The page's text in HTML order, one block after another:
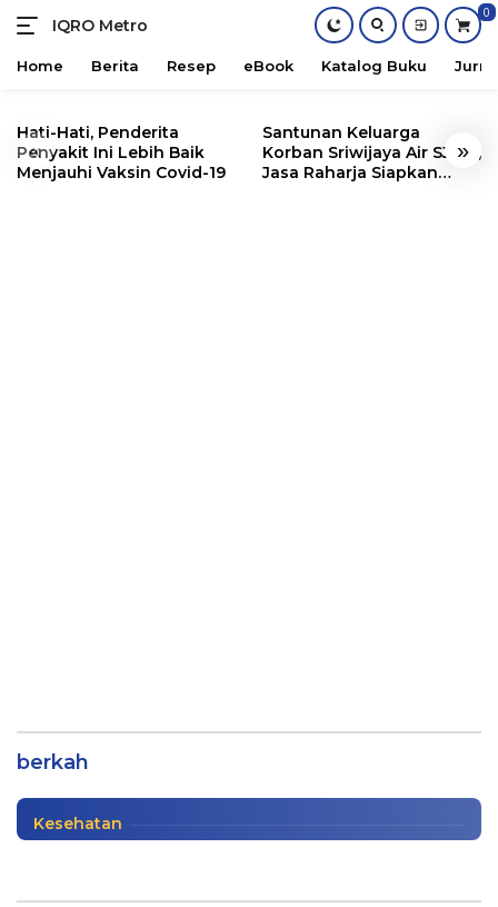
content
IQRO Metro
Lets
Bright
0
Home Berita Resep eBook Katalog Buku
« »
Hati-Hati, Penderita
Penyakit Ini Lebih Baik
Menjauhi Vaksin Covid-19
Santunan Keluarga
Korban Sriwijaya Air SJ182,
Jasa Raharja Siapkan
berkah
Ucapan Basmallah Ya
Khutbah Jum'at
Kesehatan